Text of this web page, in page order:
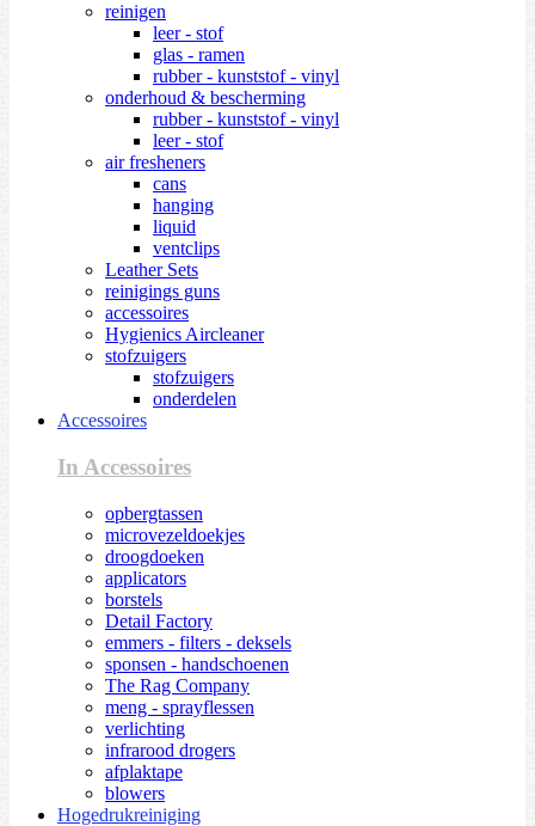
reinigen
leer - stof
glas - ramen
rubber - kunststof - vinyl
onderhoud & bescherming
rubber - kunststof - vinyl
leer - stof
air fresheners
cans
hanging
liquid
ventclips
Leather Sets
reinigings guns
accessoires
Hygienics Aircleaner
stofzuigers
stofzuigers
onderdelen
Accessoires
In Accessoires
opbergtassen
microvezeldoekjes
droogdoeken
applicators
borstels
Detail Factory
emmers - filters - deksels
sponsen - handschoenen
The Rag Company
meng - sprayflessen
verlichting
infrarood drogers
afplaktape
blowers
Hogedrukreiniging